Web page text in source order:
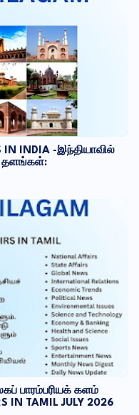
IN INDIA -இந்தியாவில்
தளங்கள்:
பாரம்பரியக் களம்
IN TAMIL JULY 2026